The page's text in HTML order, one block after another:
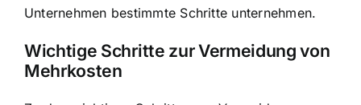
Unternehmen bestimmte Schritte unternehmen.
Wichtige Schritte zur Vermeidung von
Mehrkosten